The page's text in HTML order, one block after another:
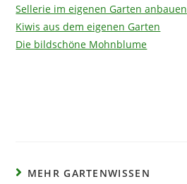
Sellerie im eigenen Garten anbauen
Kiwis aus dem eigenen Garten
Die bildschöne Mohnblume
MEHR GARTENWISSEN